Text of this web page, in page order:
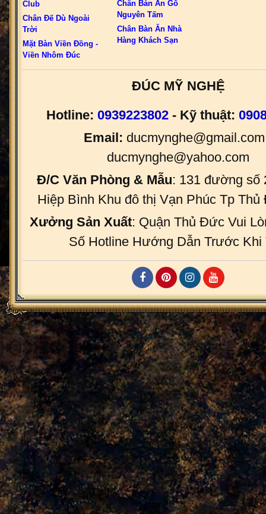
Club
Chân Đế Dù Ngoài
Trời
Mặt Bàn Viền Đồng -
Viền Nhôm Đúc
Chân Bàn Ăn Gỗ
Nguyên Tấm
Chân Bàn Ăn Nhà
Hàng Khách Sạn
ĐÚC MỸ NGHỆ
Hotline: 0939223802 - Kỹ thuật:
Email:
ducmynghe@yahoo.com
Đ/C Văn Phòng & Mẫu: 131 đường số
Hiệp Bình Khu đô thị Vạn Phúc Tp
Xưởng Sản Xuất: Quận Thủ Đức Vui
Số Hotline Hướng Dẫn Trước Khi